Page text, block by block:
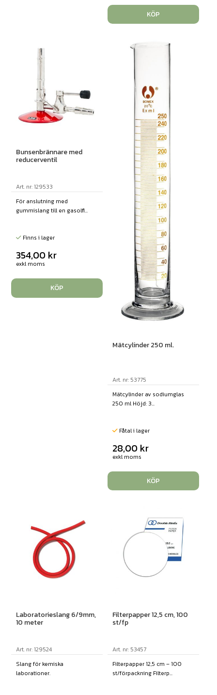
KÖP
Bunsenbrännare med
reducerventil
Art. nr: 129533
För anslutning med
gummislang till en gasolfl...
Finns i lager
354,00 kr
exkl moms
KÖP
Mätcylinder 250 ml.
Art. nr: 53775
Mätcylinder av sodiumglas
250 ml Höjd: 3...
Fåtal i lager
28,00 kr
exkl moms
KÖP
Laboratorieslang 6/9mm,
10 meter
Art. nr: 129524
Slang för kemiska
laborationer.
Filterpapper 12,5 cm, 100
st/fp
Art. nr: 53457
Filterpapper 12,5 cm – 100
st/förpackning Filterp...